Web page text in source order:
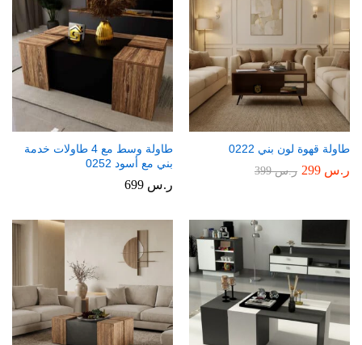
طاولة قهوة لون بني 0222
ر.س ر.س399
طاولة وسط مع 4 طاولات خدمة
بني مع أسود 0252
ر.س